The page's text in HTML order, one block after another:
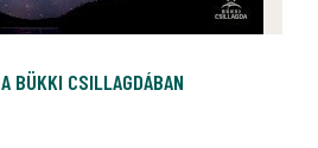
BÜKKI CSILLAGDÁBAN